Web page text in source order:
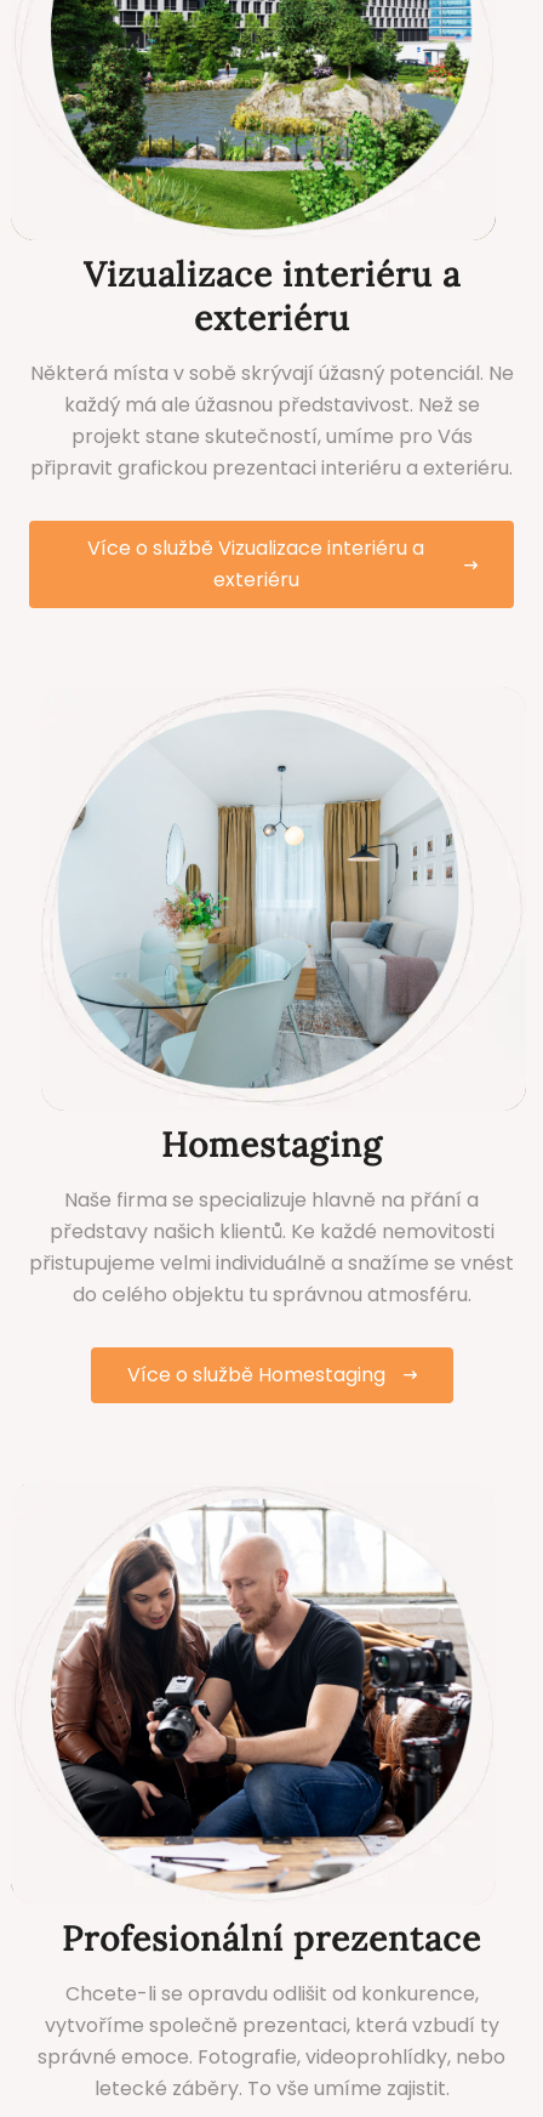
Vizualizace interiéru a
exteriéru
Některá místa v sobě skrývají úžasný potenciál. Ne
každý má ale úžasnou představivost. Než se
projekt stane skutečností, umíme pro Vás
připravit grafickou prezentaci interiéru a exteriéru.
Více o službě Vizualizace interiéru a
exteriéru
Homestaging
Naše firma se specializuje hlavně na přání a
představy našich klientů. Ke každé nemovitosti
přistupujeme velmi individuálně a snažíme se vnést
do celého objektu tu správnou atmosféru.
Více o službě Homestaging
Profesionální prezentace
Chcete-li se opravdu odlišit od konkurence,
vytvoříme společně prezentaci, která vzbudí ty
správné emoce. Fotografie, videoprohlídky, nebo
letecké záběry. To vše umíme zajistit.